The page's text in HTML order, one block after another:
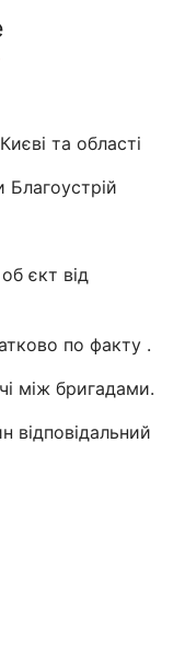
та області
єкт від
по факту .
між бригадами.
відповідальний